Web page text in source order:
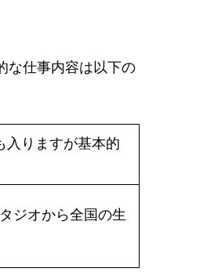
な仕事内容は以下の
入りますが基本的
ジオから全国の生